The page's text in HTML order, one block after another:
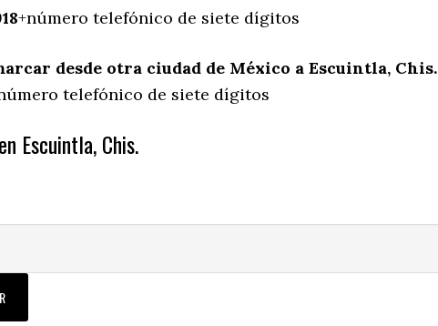
+número telefónico de siete dígitos
desde otra ciudad de México a Escuintla, Chis.
telefónico de siete dígitos
Escuintla, Chis.